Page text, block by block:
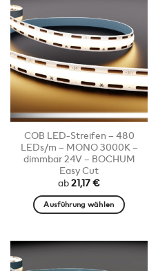
COB LED-Streifen – 480
LEDs/m – MONO 3000K –
dimmbar 24V – BOCHUM
Easy Cut
ab21,17€
Ausführung wählen
weist